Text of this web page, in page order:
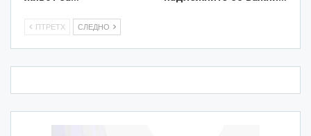
ПТРЕТХ СЛЕДНО